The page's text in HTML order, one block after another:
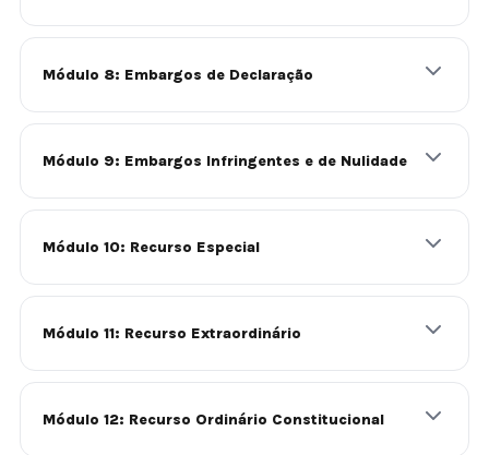
Módulo 8: Embargos de Declaração
Módulo 9: Embargos Infringentes e de Nulidade
Módulo 10: Recurso Especial
Módulo 11: Recurso Extraordinário
Módulo 12: Recurso Ordinário Constitucional